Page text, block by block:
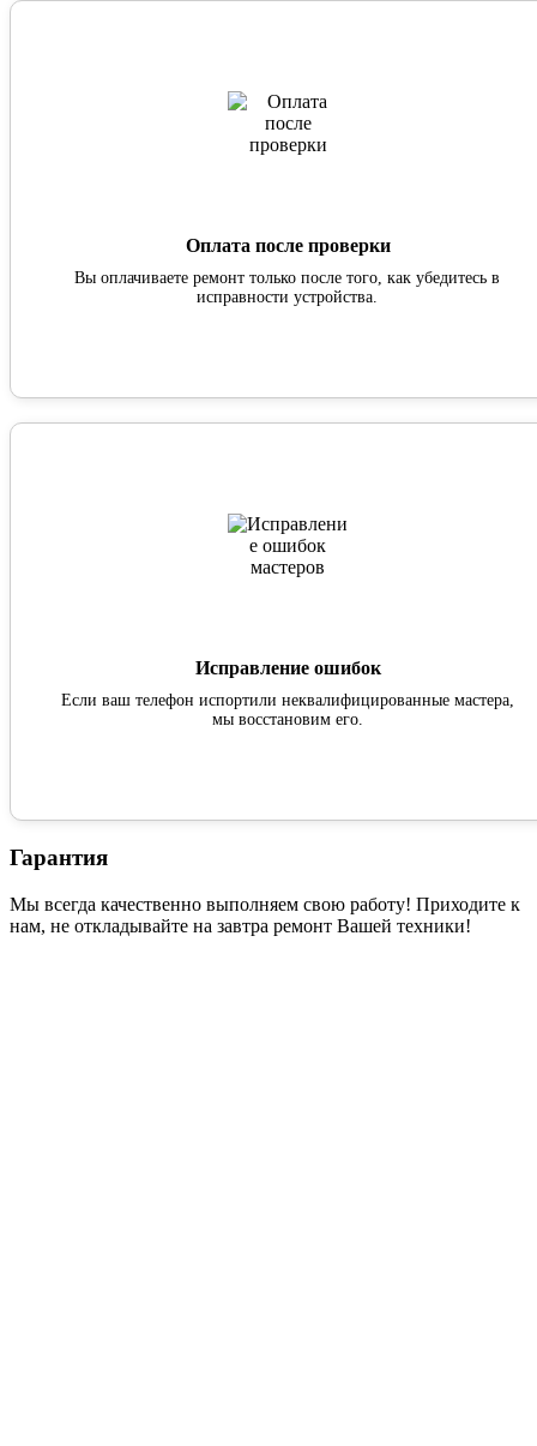
Оплата после проверки
Вы оплачиваете ремонт только после того, как убедитесь в
исправности устройства.
Исправление ошибок
Если ваш телефон испортили неквалифицированные мастера,
мы восстановим его.
Гарантия
Мы всегда качественно выполняем свою работу! Приходите к
нам, не откладывайте на завтра ремонт Вашей техники!